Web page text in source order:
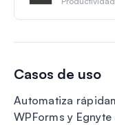
Casos de uso
Automatiza
WPForms y